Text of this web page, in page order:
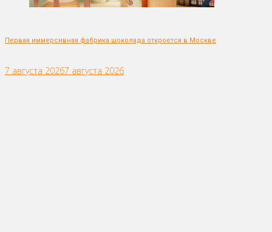
Первая иммерсивная фабрика шоколада откроется в Москве
7 августа 20267 августа 2026